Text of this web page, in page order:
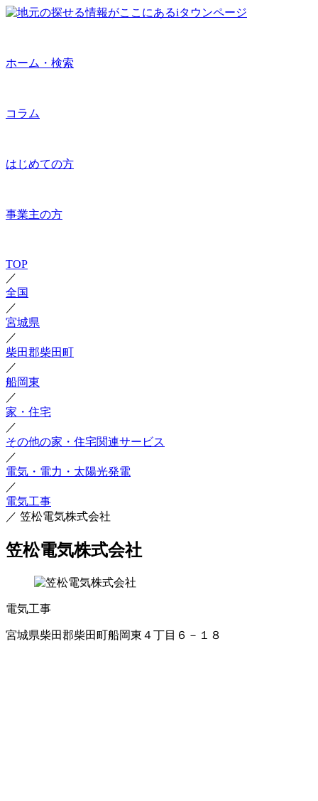
ホーム・検索
コラム
はじめての方
事業主の方
TOP
／
全国
／
宮城県
／
柴田郡柴田町
／
船岡東
／
家・住宅
／
その他の家・住宅関連サービス
／
電気・電力・太陽光発電
／
電気工事
／ 笠松電気株式会社
笠松電気株式会社
電気工事
宮城県柴田郡柴田町船岡東４丁目６－１８